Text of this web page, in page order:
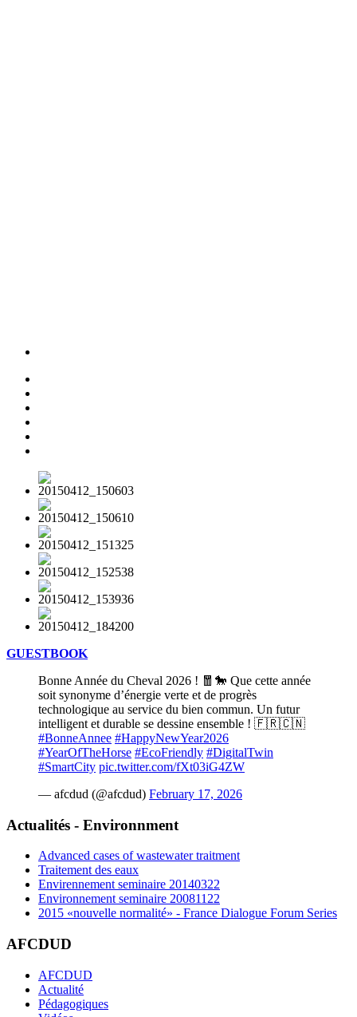
GUESTBOOK
Bonne Année du Cheval 2026 ! 🧧🐎 Que cette année
soit synonyme d’énergie verte et de progrès
technologique au service du bien commun. Un futur
intelligent et durable se dessine ensemble ! 🇫🇷🇨🇳
#BonneAnnee #HappyNewYear2026
#YearOfTheHorse #EcoFriendly #DigitalTwin
#SmartCity pic.twitter.com/fXt03iG4ZW
— afcdud (@afcdud) February 17, 2026
Actualités - Environnment
Advanced cases of wastewater traitment
Traitement des eaux
Envirennement seminaire 20140322
Environnement seminaire 20081122
2015 «nouvelle normalité» - France Dialogue Forum Series
AFCDUD
AFCDUD
Actualité
Pédagogiques